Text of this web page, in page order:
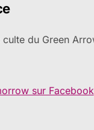
culte du Green
sur Facebook